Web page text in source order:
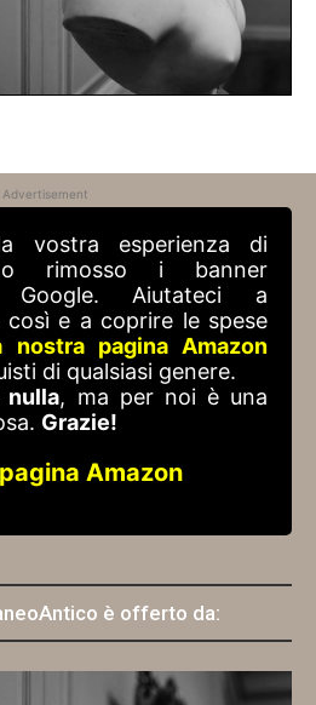
Advertisement
vostra esperienza di
rimosso i banner
Google. Aiutateci a
e a coprire le spese
nostra pagina Amazon
di qualsiasi genere.
, ma per noi è una
Grazie!
Amazon
è offerto da: